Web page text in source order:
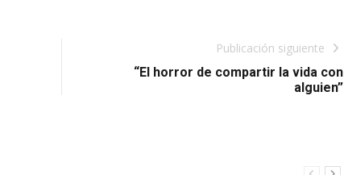
Publicación siguiente
“El horror de compartir la vida con
alguien”